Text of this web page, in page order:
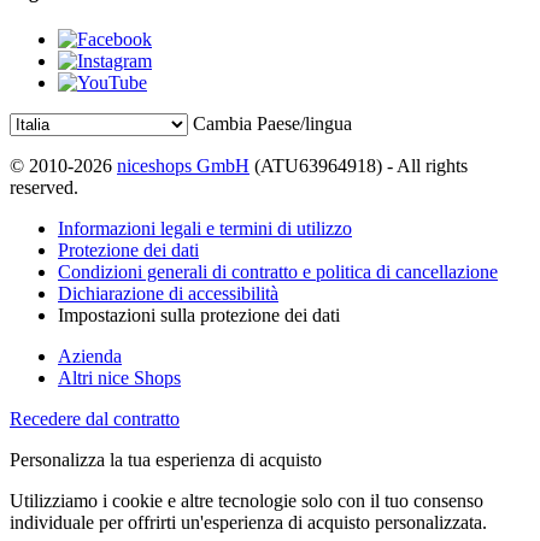
Cambia Paese/lingua
© 2010-2026 niceshops GmbH (ATU63964918) - All rights
reserved.
Informazioni legali e termini di utilizzo
Protezione dei dati
Condizioni generali di contratto e politica di cancellazione
Dichiarazione di accessibilità
Impostazioni sulla protezione dei dati
Azienda
Altri nice Shops
Recedere dal contratto
Personalizza la tua esperienza di acquisto
Utilizziamo i cookie e altre tecnologie solo con il tuo consenso
individuale per offrirti un'esperienza di acquisto personalizzata.